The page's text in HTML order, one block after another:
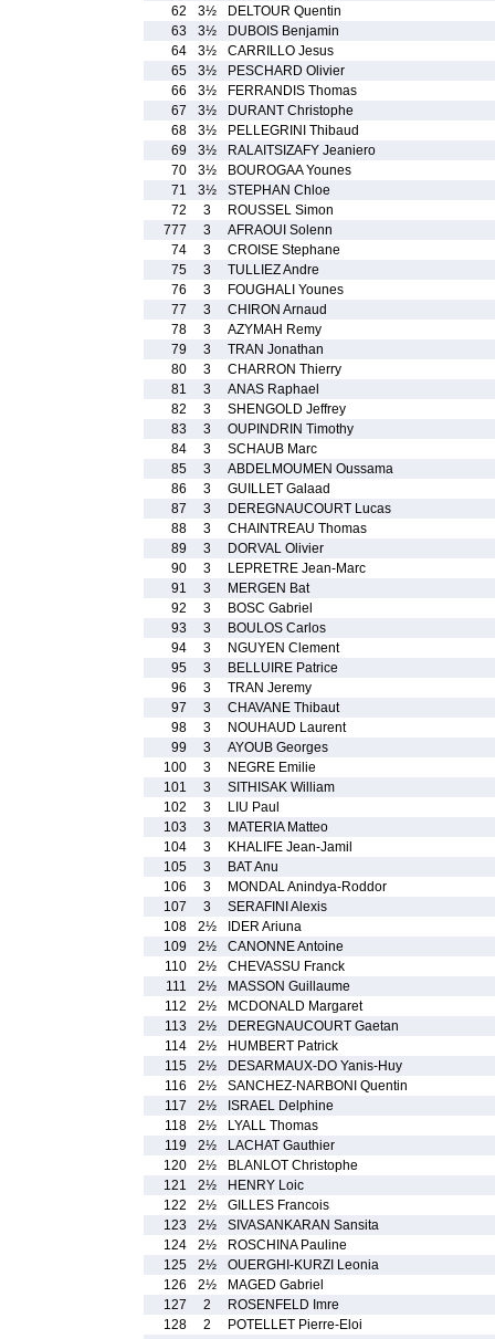
62
3½
DELTOUR Quentin
63
3½
DUBOIS Benjamin
64
3½
CARRILLO Jesus
65
3½
PESCHARD Olivier
66
3½
FERRANDIS Thomas
67
3½
DURANT Christophe
68
3½
PELLEGRINI Thibaud
69
3½
RALAITSIZAFY Jeaniero
70
3½
BOUROGAA Younes
71
3½
STEPHAN Chloe
72
3
ROUSSEL Simon
777
3
AFRAOUI Solenn
74
3
CROISE Stephane
75
3
TULLIEZ Andre
76
3
FOUGHALI Younes
77
3
CHIRON Arnaud
78
3
AZYMAH Remy
79
3
TRAN Jonathan
80
3
CHARRON Thierry
81
3
ANAS Raphael
82
3
SHENGOLD Jeffrey
83
3
OUPINDRIN Timothy
84
3
SCHAUB Marc
85
3
ABDELMOUMEN Oussama
86
3
GUILLET Galaad
87
3
DEREGNAUCOURT Lucas
88
3
CHAINTREAU Thomas
89
3
DORVAL Olivier
90
3
LEPRETRE Jean-Marc
91
3
MERGEN Bat
92
3
BOSC Gabriel
93
3
BOULOS Carlos
94
3
NGUYEN Clement
95
3
BELLUIRE Patrice
96
3
TRAN Jeremy
97
3
CHAVANE Thibaut
98
3
NOUHAUD Laurent
99
3
AYOUB Georges
100
3
NEGRE Emilie
101
3
SITHISAK William
102
3
LIU Paul
103
3
MATERIA Matteo
104
3
KHALIFE Jean-Jamil
105
3
BAT Anu
106
3
MONDAL Anindya-Roddor
107
3
SERAFINI Alexis
108
2½
IDER Ariuna
109
2½
CANONNE Antoine
110
2½
CHEVASSU Franck
111
2½
MASSON Guillaume
112
2½
MCDONALD Margaret
113
2½
DEREGNAUCOURT Gaetan
114
2½
HUMBERT Patrick
115
2½
DESARMAUX-DO Yanis-Huy
116
2½
SANCHEZ-NARBONI Quentin
117
2½
ISRAEL Delphine
118
2½
LYALL Thomas
119
2½
LACHAT Gauthier
120
2½
BLANLOT Christophe
121
2½
HENRY Loic
122
2½
GILLES Francois
123
2½
SIVASANKARAN Sansita
124
2½
ROSCHINA Pauline
125
2½
OUERGHI-KURZI Leonia
126
2½
MAGED Gabriel
127
2
ROSENFELD Imre
128
2
POTELLET Pierre-Eloi